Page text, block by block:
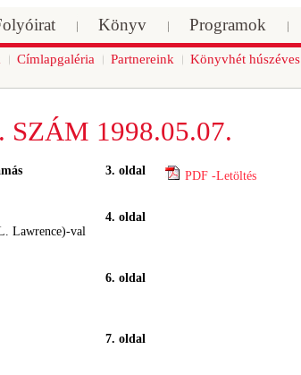
Könyv Programok
Címlapgaléria Partnereink Könyvhét húszéves
SZÁM 1998.05.07.
3. oldal PDF -Letöltés
Lawrence)-val
4. oldal
6. oldal
7. oldal